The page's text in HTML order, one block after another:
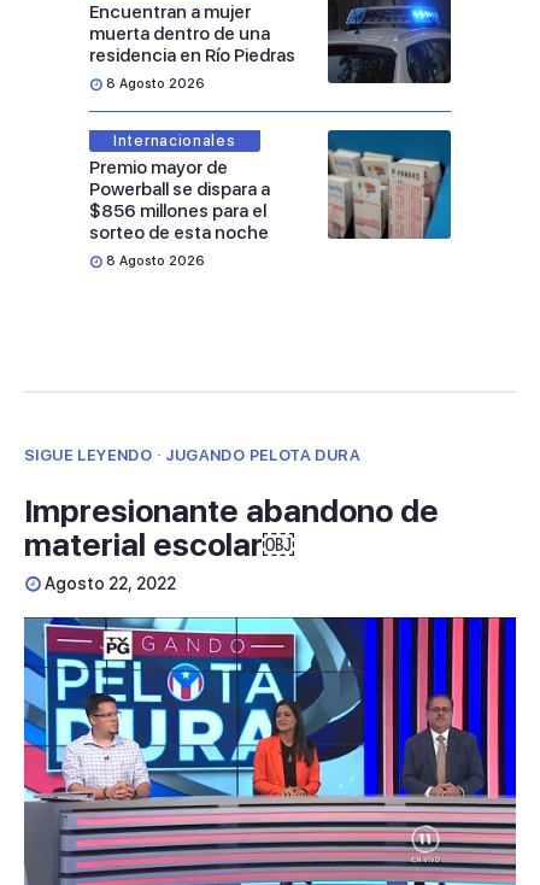
Encuentran a mujer
muerta dentro de una
residencia en Río Piedras
8 Agosto 2026
Internacionales
Premio mayor de
Powerball se dispara a
$856 millones para el
sorteo de esta noche
8 Agosto 2026
SIGUE LEYENDO · JUGANDO PELOTA DURA
Impresionante abandono de
material escolar￼
Agosto 22, 2022